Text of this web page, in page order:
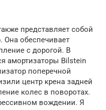
представляет собой
обеспечивает
с дорогой. В
амортизаторы Bilstein
поперечной
центр крена задней
колес в поворотах.
вождении. Я